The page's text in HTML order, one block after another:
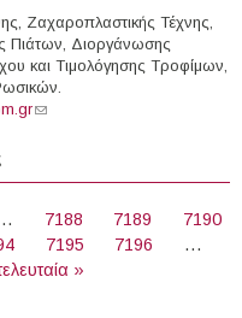
Ζαχαροπλαστικής Τέχνης,
Πιάτων, Διοργάνωσης
και Τιμολόγησης Τροφίμων,
(link sends e-mail)
τουριστική σχολή "Hotelier Tourism
Χανιά
7188 7189
7190
7195 7196
…
»